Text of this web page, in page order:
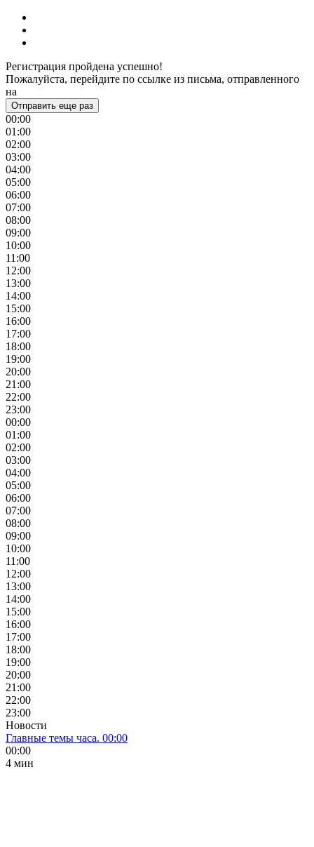
Регистрация пройдена успешно!
Пожалуйста, перейдите по ссылке из письма, отправленного
на
Отправить еще раз
00:00
01:00
02:00
03:00
04:00
05:00
06:00
07:00
08:00
09:00
10:00
11:00
12:00
13:00
14:00
15:00
16:00
17:00
18:00
19:00
20:00
21:00
22:00
23:00
00:00
01:00
02:00
03:00
04:00
05:00
06:00
07:00
08:00
09:00
10:00
11:00
12:00
13:00
14:00
15:00
16:00
17:00
18:00
19:00
20:00
21:00
22:00
23:00
Новости
Главные темы часа. 00:00
00:00
4 мин